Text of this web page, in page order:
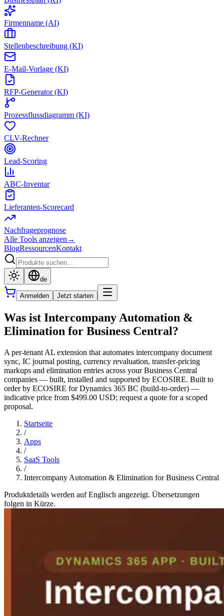
Firmenname (AI)
Stellenbeschreibung (KI)
E-Mail-Vorlage (KI)
RFP-Generator (KI)
Prozessflussdiagramm (KI)
CLV-Rechner
Lead-Scoring
ABC-Inventar
Lieferanten-Scorecard
Nachfrageprognose
Alle Tools anzeigen →
BlogRessourcenKontakt
de
Anmelden Jetzt starten
Was ist Intercompany Automation &
Elimination for Business Central?
A per-tenant AL extension that automates intercompany document
sync, IC journal posting, currency revaluation, transfer-pricing
markups and elimination entries across your Business Central
companies — built, installed and supported by ECOSIRE. Built to
order by ECOSIRE for Dynamics 365 BC (build-to-order) —
indicative price from $499.00 USD; request a quote for a scoped
proposal.
Startseite
/
Apps
/
SaaS Tools
/
Intercompany Automation & Elimination for Business Central
Produktdetails werden auf Englisch angezeigt. Übersetzungen
folgen in Kürze.